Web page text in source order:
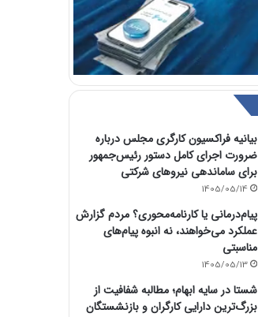
بیانیه فراکسیون کارگری مجلس درباره
ضرورت اجرای کامل دستور رئیس‌جمهور
برای ساماندهی نیروهای شرکتی
1405/05/14
پیام‌درمانی یا کارنامه‌محوری؟ مردم گزارش
عملکرد می‌خواهند، نه انبوه پیام‌های
مناسبتی
1405/05/13
شستا در سایه ابهام؛ مطالبه شفافیت از
بزرگ‌ترین دارایی کارگران و بازنشستگان